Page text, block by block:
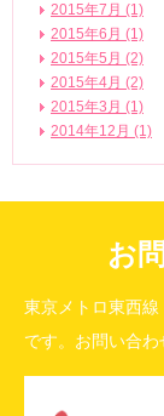
2015年7月 (1)
2015年6月 (1)
2015年5月 (2)
2015年4月 (2)
2015年3月 (1)
2014年12月 (1)
お
東京メトロ東西
です。お問い合わ